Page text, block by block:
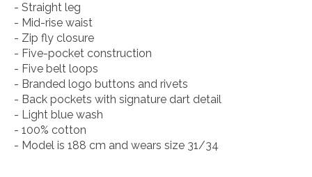
- Straight leg
- Mid-rise waist
- Zip fly closure
- Five-pocket construction
- Five belt loops
- Branded logo buttons and rivets
- Back pockets with signature dart detail
- Light blue wash
- 100% cotton
- Model is 188 cm and wears size 31/34